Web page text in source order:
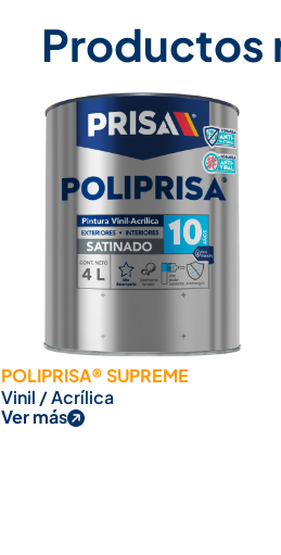
Productos
POLIPRISA® SUPREME
Vinil / Acrílica
Ver más